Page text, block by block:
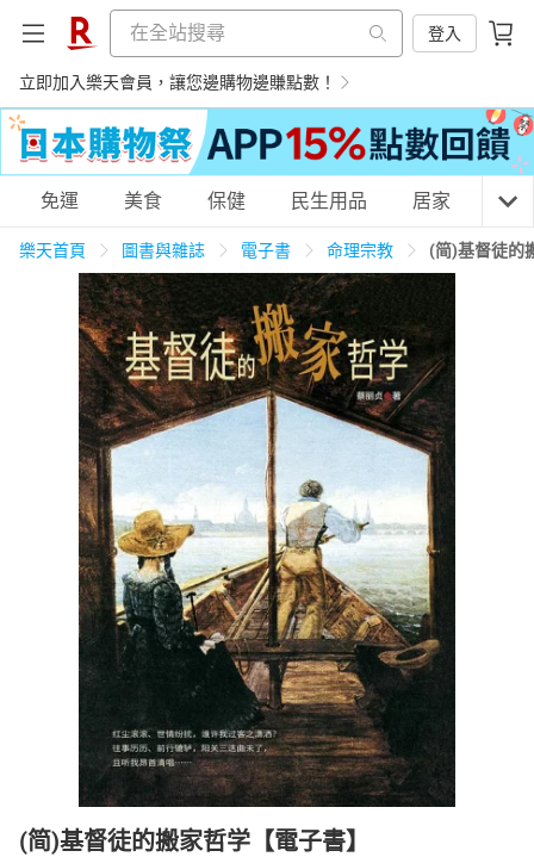
登入
立即加入樂天會員，讓您邊購物邊賺點數！
購物網分類
天天免運 美食蛋糕 養生保健
居家生活 3C家電 運動休閒 親子玩具
女裝 男裝 化妝保養 情趣用品
日本購物 電子/紙本書
HOT
免運 美食 保健 民生用品 居家 3C
樂天首頁 圖書與雜誌 電子書 命理宗教 (简)基督徒的
(简)基督徒的搬家哲学【電子書】